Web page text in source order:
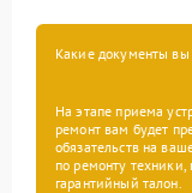
Какие документы вы
На этапе приема
ремонт вам будет
обязательств на
по ремонту
гарантийный талон.